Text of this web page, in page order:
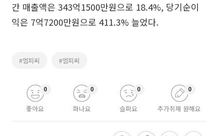
간 매출액은 343억1500만원으로 18.4%, 당기순이
익은 7억7200만원으로 411.3% 늘었다.
#엠피씨 #엠피씨
좋아요
0
화나요
0
슬퍼요
0
추가취재 원해요
0